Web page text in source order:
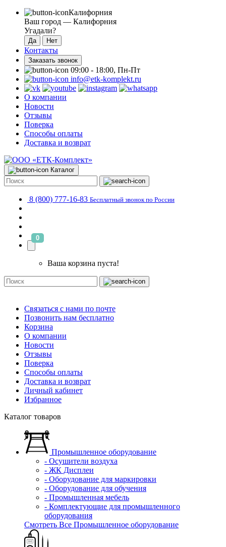
Калифорния
Ваш город — Калифорния
Угадали?
Контакты
Заказать звонок
09:00 - 18:00, Пн-Пт
info@etk-komplekt.ru
О компании
Новости
Отзывы
Поверка
Способы оплаты
Доставка и возврат
Каталог
8 (800) 777-16-83 Бесплатный звонок по России
0
Ваша корзина пуста!
Связаться с нами по почте
Позвонить нам бесплатно
Корзина
О компании
Новости
Отзывы
Поверка
Способы оплаты
Доставка и возврат
Личный кабинет
Избранное
Каталог товаров
Промышленное оборудование
- Осушители воздуха
- ЖК Дисплеи
- Оборудование для маркировки
- Оборудование для обучения
- Промышленная мебель
- Комплектующие для промышленного
оборудования
Смотреть Все Промышленное оборудование